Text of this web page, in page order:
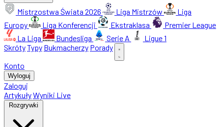
Mistrzostwa Świata 2026 Liga Mistrzów
Liga
Europy
Liga Konferencji Ekstraklasa
Premier League
La Liga
Bundesliga Serie A
Ligue 1
SkrótyTypy Bukmacherzy Porady
Konto
Wyloguj
Zaloguj
ArtykułyWyniki Live
Rozgrywki